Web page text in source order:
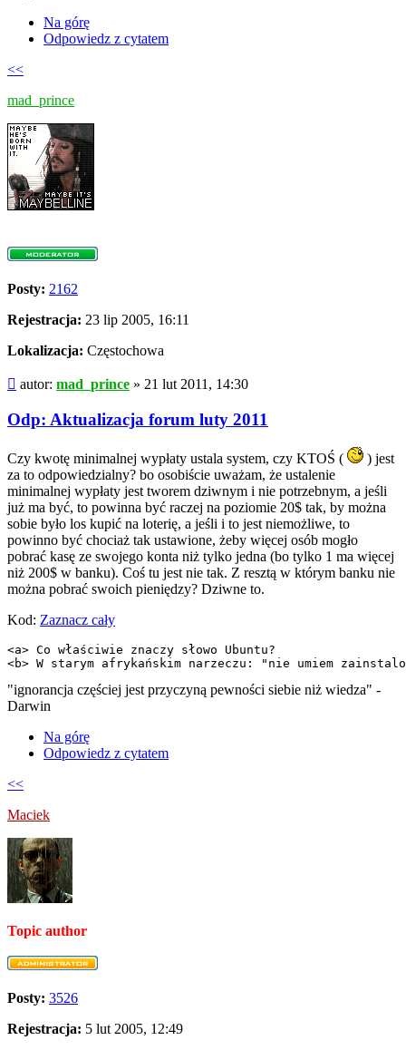
Na górę
Odpowiedz z cytatem
<<
mad_prince
Posty: 2162
Rejestracja: 23 lip 2005, 16:11
Lokalizacja: Częstochowa
Post
autor: mad_prince » 21 lut 2011, 14:30
Odp: Aktualizacja forum luty 2011
Czy kwotę minimalnej wypłaty ustala system, czy KTOŚ (
) jest
za to odpowiedzialny? bo osobiście uważam, że ustalenie
minimalnej wypłaty jest tworem dziwnym i nie potrzebnym, a jeśli
już ma być, to powinna być raczej na poziomie 20$ tak, by można
sobie było los kupić na loterię, a jeśli i to jest niemożliwe, to
powinno być chociaż tak ustawione, żeby więcej osób mogło
pobrać kasę ze swojego konta niż tylko jedna (bo tylko 1 ma więcej
niż 200$ w banku). Coś tu jest nie tak. Z resztą w którym banku nie
można pobrać swoich pieniędzy? Dziwne to.
Kod: Zaznacz cały
<a> Co właściwie znaczy słowo Ubuntu?
<b> W starym afrykańskim narzeczu: "nie umiem
"ignorancja częściej jest przyczyną pewności siebie niż wiedza" -
Darwin
Na górę
Odpowiedz z cytatem
<<
Maciek
Topic author
Posty: 3526
Rejestracja: 5 lut 2005, 12:49